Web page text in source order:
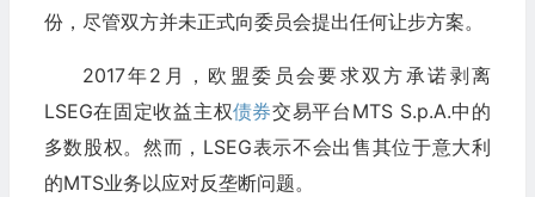
份，尽管双方并未正式向委员会提出任何让步方案。
2017年2月，欧盟委员会要求双方承诺剥离
LSEG在固定收益主权债券交易平台MTS S.p.A.中的
多数股权。然而，LSEG表示不会出售其位于意大利
的MTS业务以应对反垄断问题。